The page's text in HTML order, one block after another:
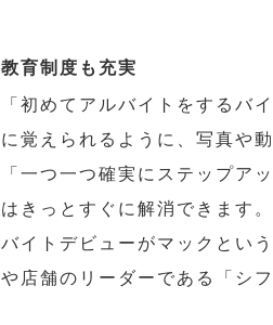
教育制度も充実
「初めてアルバイトをするバ
に覚えられるように、写真や
「一つ一つ確実にステップア
はきっとすぐに解消できます。
バイトデビューがマックとい
や店舗のリーダーである「シ